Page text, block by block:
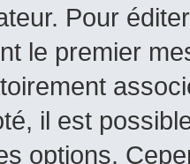
Pour
le premier
il est
options.